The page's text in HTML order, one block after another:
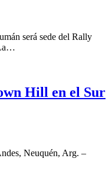
será sede del Rally
Hill en el Sur
Neuquén, Arg. –